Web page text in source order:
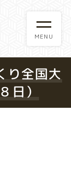
り全国大
日）